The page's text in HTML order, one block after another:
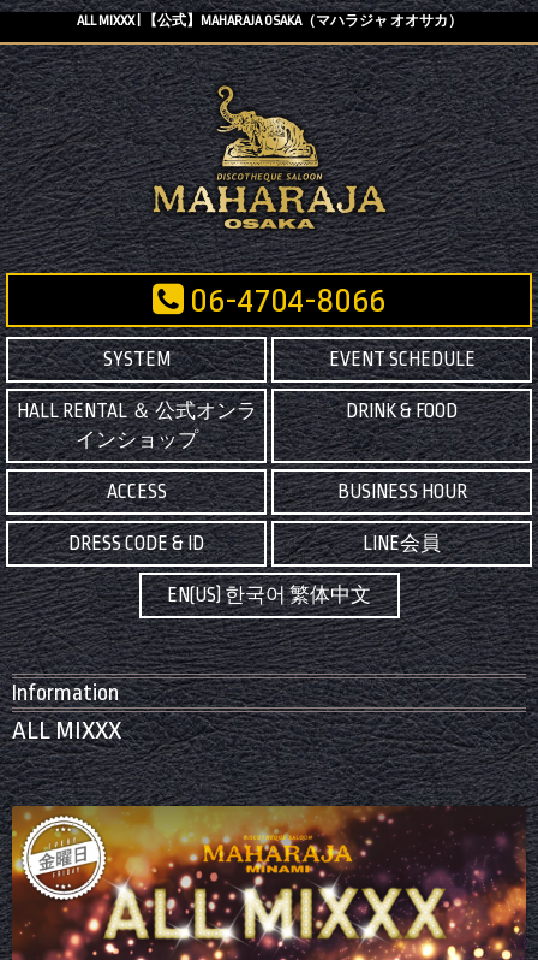
ALL MIXXX | 【公式】MAHARAJA OSAKA（マハラジャ オオサカ）
06-4704-8066
SYSTEM EVENT SCHEDULE
HALL RENTAL ＆ 公式オンラ
インショップ
DRINK & FOOD
ACCESS BUSINESS HOUR
DRESS CODE & ID LINE会員
EN(US) 한국어 繁体中文
Information
ALL MIXXX